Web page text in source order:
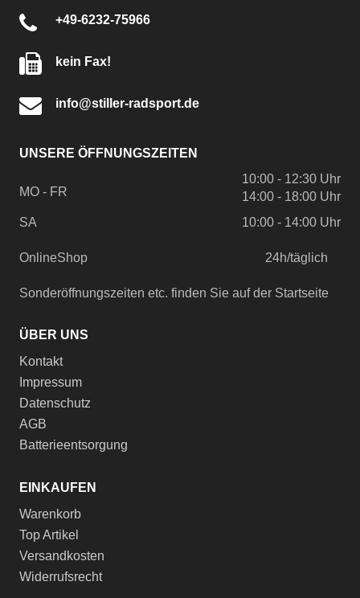
+49-6232-75966
kein Fax!
info@stiller-radsport.de
UNSERE ÖFFNUNGSZEITEN
MO - FR
10:00 - 12:30 Uhr
14:00 - 18:00 Uhr
SA
10:00 - 14:00 Uhr
OnlineShop 24h/täglich
Sonderöffnungszeiten etc. finden Sie auf der Startseite
ÜBER UNS
Kontakt
Impressum
Datenschutz
AGB
Batterieentsorgung
EINKAUFEN
Warenkorb
Top Artikel
Versandkosten
Widerrufsrecht